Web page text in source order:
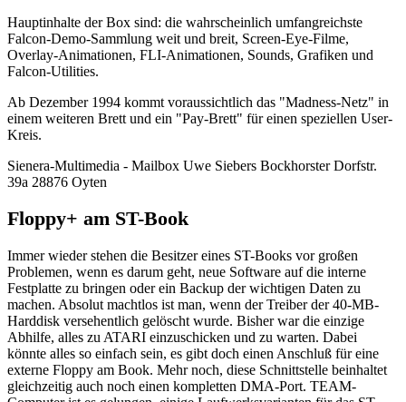
Hauptinhalte der Box sind: die wahrscheinlich umfangreichste
Falcon-Demo-Sammlung weit und breit, Screen-Eye-Filme,
Overlay-Animationen, FLI-Animationen, Sounds, Grafiken und
Falcon-Utilities.
Ab Dezember 1994 kommt voraussichtlich das "Madness-Netz" in
einem weiteren Brett und ein "Pay-Brett" für einen speziellen User-
Kreis.
Sienera-Multimedia - Mailbox Uwe Siebers Bockhorster Dorfstr.
39a 28876 Oyten
Floppy+ am ST-Book
Immer wieder stehen die Besitzer eines ST-Books vor großen
Problemen, wenn es darum geht, neue Software auf die interne
Festplatte zu bringen oder ein Backup der wichtigen Daten zu
machen. Absolut machtlos ist man, wenn der Treiber der 40-MB-
Harddisk versehentlich gelöscht wurde. Bisher war die einzige
Abhilfe, alles zu ATARI einzuschicken und zu warten. Dabei
könnte alles so einfach sein, es gibt doch einen Anschluß für eine
externe Floppy am Book. Mehr noch, diese Schnittstelle beinhaltet
gleichzeitig auch noch einen kompletten DMA-Port. TEAM-